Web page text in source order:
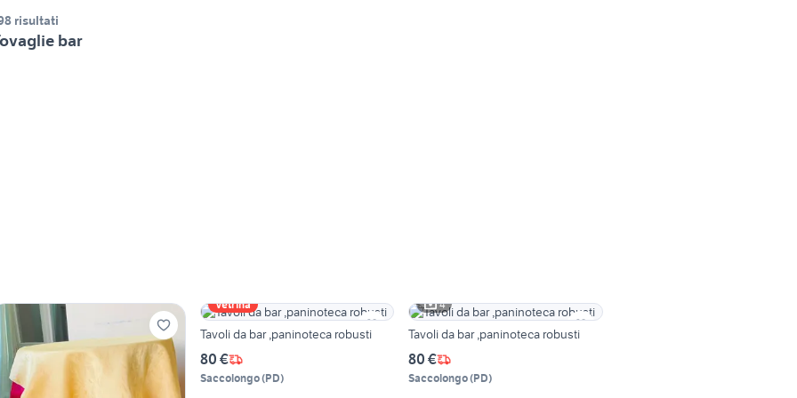
risultati
bar
Vetrina
Tavoli da bar ,paninoteca robusti
80 €
Saccolongo(PD)
4
Tavoli da bar ,paninoteca robusti
80 €
Saccolongo(PD)